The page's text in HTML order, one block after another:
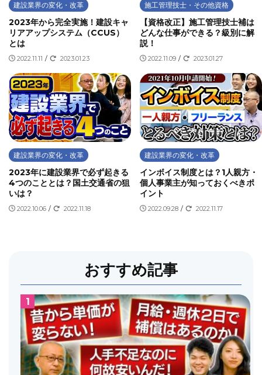
建設業界の変化・改革
2023年から完全実施！建設キャ
リアアップシステム（CCUS）
とは
2022.11.11 / 2023.01.23
施工管理技士・その他資格
【資格改正】施工管理技士補は
どんな仕事ができる？級別に解
説！
2022.11.09 / 2023.01.27
建設業界の変化・改革
2023年に建設業界で必ず起きる
4つのこととは？国土交通省の狙
いは？
2022.10.06 / 2022.11.18
建設業界の変化・改革
インボイス制度とは？1人親方・
個人事業主が知っておくべきポ
イント
2022.09.28 / 2022.11.17
おすすめ記事